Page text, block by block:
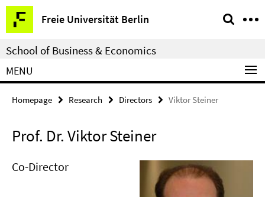
Springe
direkt
zu
Inhalt
Freie Universität Berlin
Service
Navigation
School of Business & Economics
MENU
Homepage Research Directors Viktor Steiner
Prof. Dr. Viktor Steiner
Co-Director